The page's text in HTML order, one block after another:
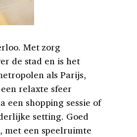
Met zorg
de stad en is het
als Parijs,
relaxte sfeer
een shopping sessie of
setting. Goed
met een speelruimte